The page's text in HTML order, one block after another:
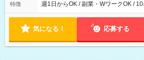
特徴 週1日からOK / 副業・WワークOK /
気になる！ 応募する